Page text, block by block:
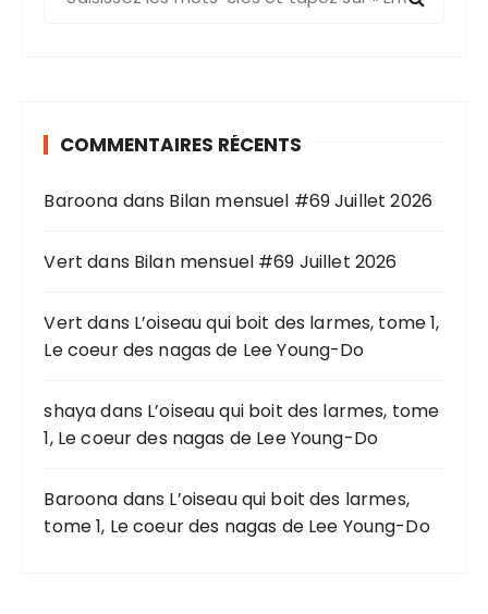
e
o
r
COMMENTAIRES RÉCENTS
Baroona dans Bilan mensuel #69 Juillet 2026
Vert dans Bilan mensuel #69 Juillet 2026
Vert dans L’oiseau qui boit des larmes, tome 1,
Le coeur des nagas de Lee Young-Do
shayadans L’oiseau qui boit des larmes, tome
1, Le coeur des nagas de Lee Young-Do
Baroona dans L’oiseau qui boit des larmes,
tome 1, Le coeur des nagas de Lee Young-Do